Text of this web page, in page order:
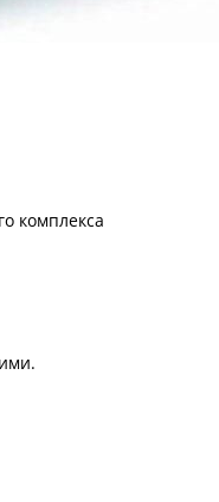
комплекса